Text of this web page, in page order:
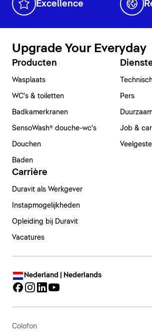
Excellence
Upgrade Your Everyday
Producten
Wasplaats
WC's & toiletten
Badkamerkranen
SensoWash® douche-wc's
Douchen
Baden
Pers
Job &
Carrière
Duravit als Werkgever
Instapmogelijkheden
Opleiding bij Duravit
Vacatures
Nederland | Nederlands
Colofon